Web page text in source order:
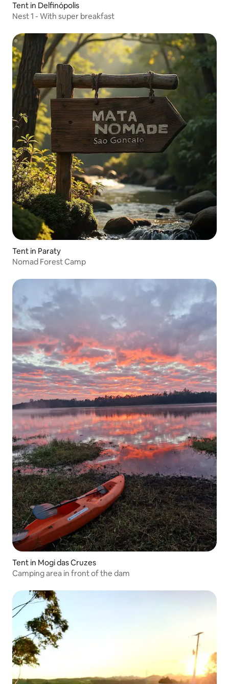
Tent in Delfinópolis
Nest 1 - With super breakfast
Tent in Paraty
Nomad Forest Camp
Tent in Mogi das Cruzes
Camping area in front of the dam